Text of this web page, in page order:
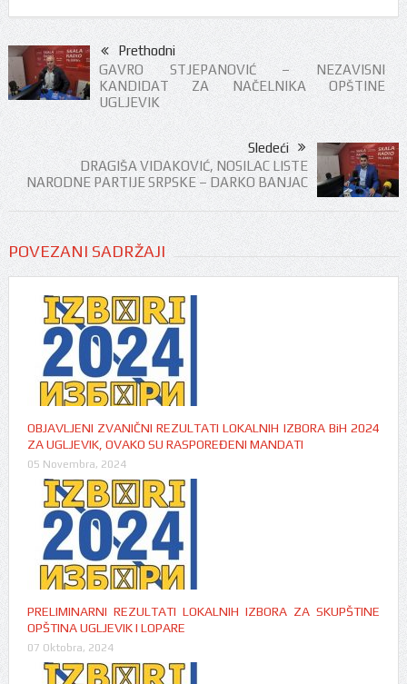
Prethodni
GAVRO STJEPANOVIĆ – NEZAVISNI
KANDIDAT ZA NAČELNIKA OPŠTINE
UGLJEVIK
Sledeći
DRAGIŠA VIDAKOVIĆ, NOSILAC LISTE
NARODNE PARTIJE SRPSKE – DARKO BANJAC
POVEZANI SADRŽAJI
OBJAVLJENI ZVANIČNI REZULTATI LOKALNIH IZBORA BiH 2024
ZA UGLJEVIK, OVAKO SU RASPOREĐENI MANDATI
05 Novembra, 2024
PRELIMINARNI REZULTATI LOKALNIH IZBORA ZA SKUPŠTINE
OPŠTINA UGLJEVIK I LOPARE
07 Oktobra, 2024